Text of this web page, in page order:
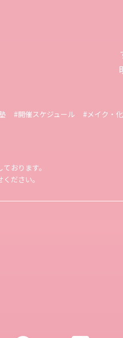
#開催スケジュール #メイク・
おります。
ださい。